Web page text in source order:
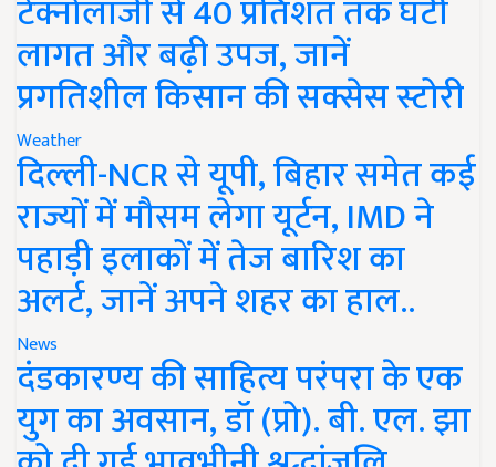
टेक्नोलॉजी से 40 प्रतिशत तक घटी
लागत और बढ़ी उपज, जानें
प्रगतिशील किसान की सक्सेस स्टोरी
Weather
दिल्ली-NCR से यूपी, बिहार समेत कई
राज्यों में मौसम लेगा यूर्टन, IMD ने
पहाड़ी इलाकों में तेज बारिश का
अलर्ट, जानें अपने शहर का हाल..
News
दंडकारण्य की साहित्य परंपरा के एक
युग का अवसान, डॉ (प्रो). बी. एल. झा